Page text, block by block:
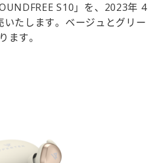
S10」を、2023年 4
たします。ベージュとグリー
ます。